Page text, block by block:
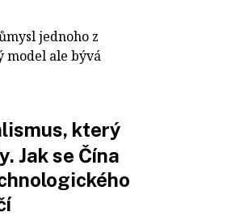
jednoho z
model ale bývá
který
Jak se Čína